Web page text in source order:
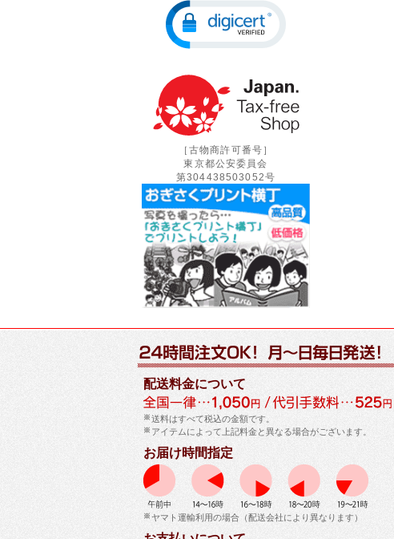
［古物商許可番号］
東京都公安委員会
第304438503052号
配送料金について
送料はすべて税込の金額です。
アイテムによって上記料金と異なる場合がございます。
お届け時間指定
ヤマト運輸利用の場合（配送会社により異なります）